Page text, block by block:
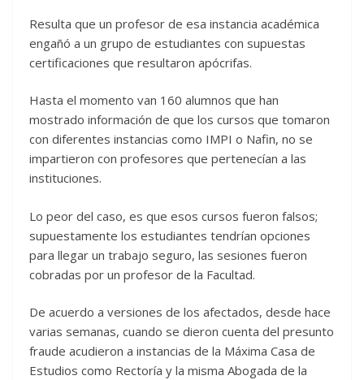
Resulta que un profesor de esa instancia académica
engañó a un grupo de estudiantes con supuestas
certificaciones que resultaron apócrifas.
Hasta el momento van 160 alumnos que han
mostrado información de que los cursos que tomaron
con diferentes instancias como IMPI o Nafin, no se
impartieron con profesores que pertenecían a las
instituciones.
Lo peor del caso, es que esos cursos fueron falsos;
supuestamente los estudiantes tendrían opciones
para llegar un trabajo seguro, las sesiones fueron
cobradas por un profesor de la Facultad.
De acuerdo a versiones de los afectados, desde hace
varias semanas, cuando se dieron cuenta del presunto
fraude acudieron a instancias de la Máxima Casa de
Estudios como Rectoría y la misma Abogada de la